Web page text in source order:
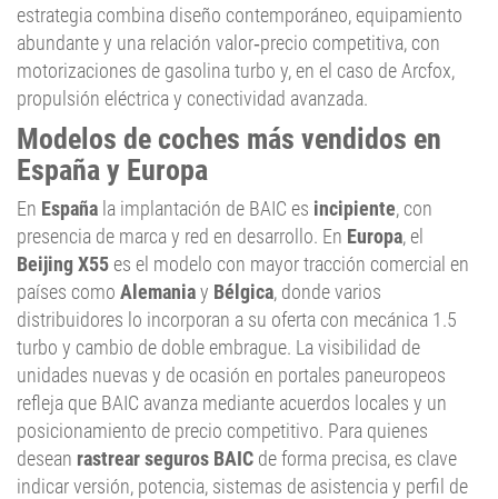
estrategia combina diseño contemporáneo, equipamiento
abundante y una relación valor‑precio competitiva, con
motorizaciones de gasolina turbo y, en el caso de Arcfox,
propulsión eléctrica y conectividad avanzada.
Modelos de coches más vendidos en
España y Europa
En España la implantación de BAIC es incipiente, con
presencia de marca y red en desarrollo. En Europa, el
Beijing X55 es el modelo con mayor tracción comercial en
países como Alemaniay Bélgica, donde varios
distribuidores lo incorporan a su oferta con mecánica 1.5
turbo y cambio de doble embrague. La visibilidad de
unidades nuevas y de ocasión en portales paneuropeos
refleja que BAIC avanza mediante acuerdos locales y un
posicionamiento de precio competitivo. Para quienes
desean rastrear seguros BAIC de forma precisa, es clave
indicar versión, potencia, sistemas de asistencia y perfil de